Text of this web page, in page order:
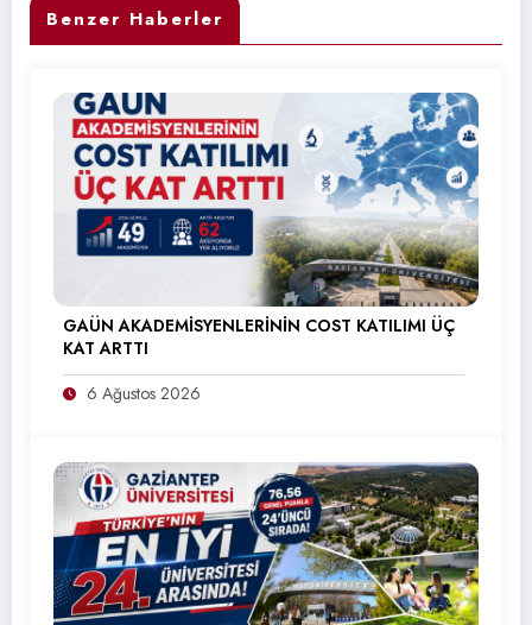
Benzer Haberler
GAÜN AKADEMİSYENLERİNİN COST KATILIMI ÜÇ
KAT ARTTI
6 Ağustos 2026